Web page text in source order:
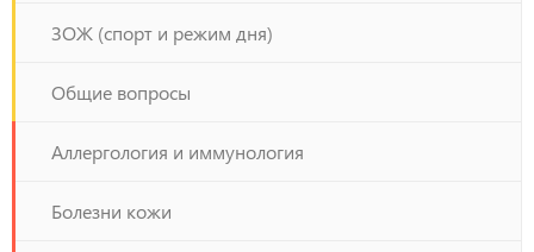
ЗОЖ (спорт и режим дня)
Общие вопросы
Аллергология и иммунология
Болезни кожи